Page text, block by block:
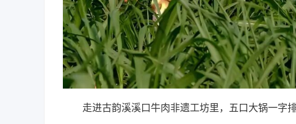
走进古韵溪溪口牛肉非遗工坊里，五口大锅一字排